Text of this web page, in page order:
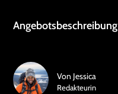
Angebotsbeschreibung
Von Jessica
Redakteurin